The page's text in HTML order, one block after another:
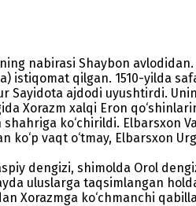
nabirasi Shaybon
istiqomat qilgan. 1510-yilda
Sayidota ajdodi uyushtirdi.
Xorazm xalqi Eron
ko‘chirildi. Elbarsxon
ko‘p vaqt o‘tmay, Elbarsxon
dengizi, shimolda Orol
uluslarga taqsimlangan
Xorazmga ko‘chmanchi